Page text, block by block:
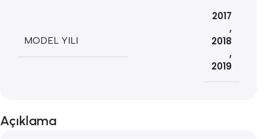
MODEL YILI
2017
,
2018
,
2019
Açıklama